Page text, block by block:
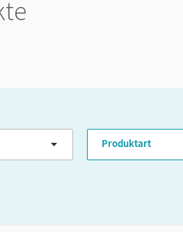
GER-Niveau
Produktart